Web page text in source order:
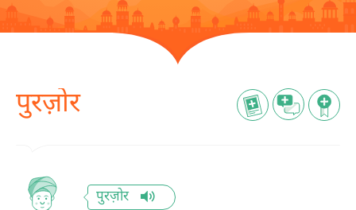
पुरज़ोर
पुरज़ोर